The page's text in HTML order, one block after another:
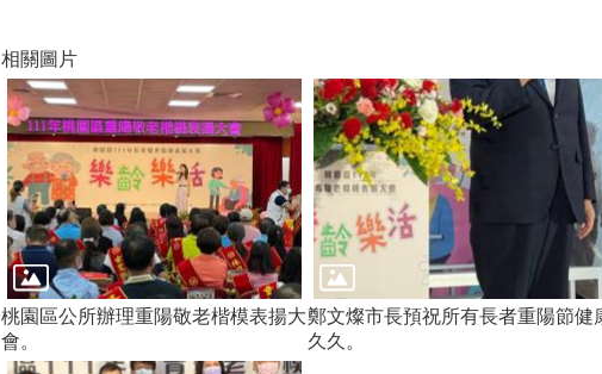
相關圖片
桃園區公所辦理重陽敬老楷模表揚大
會。
鄭文燦市長預祝所有長者重陽節健
久久。